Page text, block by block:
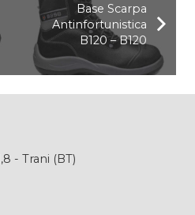
Base Scarpa
Antinfortunistica
B120 – B120
- Trani (BT)